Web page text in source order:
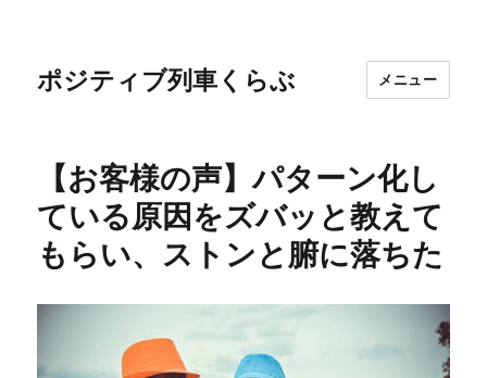
ポジティブ列車くらぶ メニュー
【お客様の声】パターン化し
ている原因をズバッと教えて
もらい、ストンと腑に落ちた